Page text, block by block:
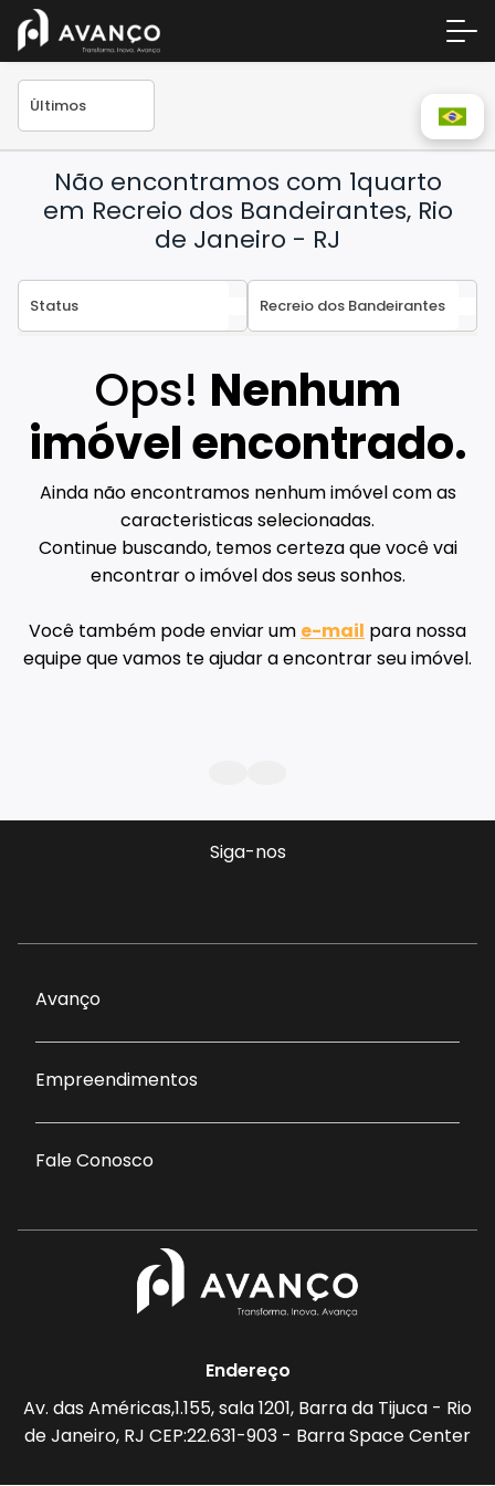
Área
Não encontramos com 1quarto
em Recreio dos Bandeirantes, Rio
de Janeiro - RJ
Ops! Nenhum
imóvel encontrado.
Ainda não encontramos nenhum imóvel com as
caracteristicas selecionadas.
Continue buscando, temos certeza que você vai
encontrar o imóvel dos seus sonhos.
Você também pode enviar um e-mail para nossa
equipe que vamos te ajudar a encontrar seu imóvel.
Siga-nos
Avanço
Empreendimentos
Fale Conosco
Endereço
Av. das Américas,1.155, sala 1201, Barra da Tijuca - Rio
de Janeiro, RJ CEP:22.631-903 - Barra Space Center